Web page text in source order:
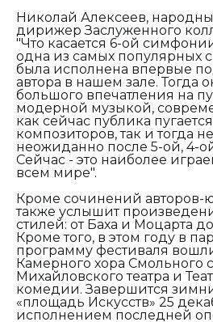
Николай Алексеев,
дирижер Заслуженного
"Что касается 6-ой
одна из самых популярных
была исполнена впервые
автора в нашем зале. Тогда
большого впечатления на
модерной музыкой,
как сейчас публика
композиторов, так и тогда
неожиданно после 5-ой, 4-
Сейчас - это наиболее
всем мире".
Кроме сочинений авторов-
также услышит
стилей: от Баха и Моцарта
Кроме того, в этом году в
программу фестиваля
Камерного хора Смольного
Михайловского театра и
комедии. Завершится
«площадь Искусств» 25
исполнением последней